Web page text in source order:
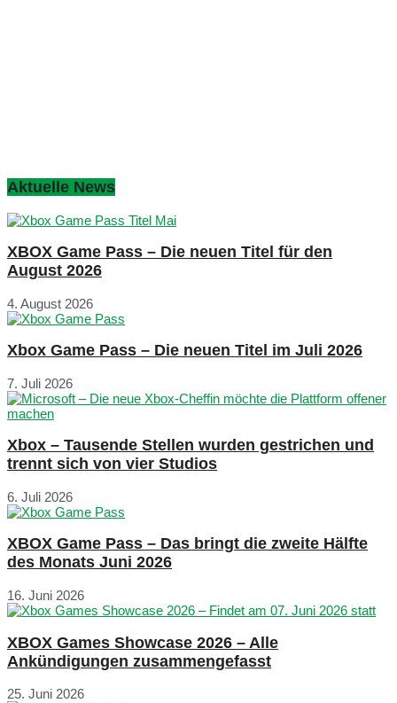
Aktuelle News
XBOX Game Pass – Die neuen Titel für den
August 2026
4. August 2026
Xbox Game Pass – Die neuen Titel im Juli 2026
7. Juli 2026
Xbox – Tausende Stellen wurden gestrichen und
trennt sich von vier Studios
6. Juli 2026
XBOX Game Pass – Das bringt die zweite Hälfte
des Monats Juni 2026
16. Juni 2026
XBOX Games Showcase 2026 – Alle
Ankündigungen zusammengefasst
25. Juni 2026